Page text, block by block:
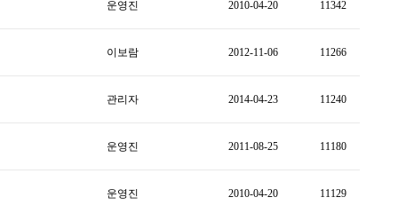
운영진 2010-04-20 11342
이보람 2012-11-06 11266
관리자 2014-04-23 11240
운영진 2011-08-25 11180
운영진 2010-04-20 11129